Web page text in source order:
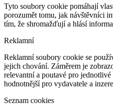
Tyto soubory cookie pomáhají
porozumět tomu, jak návštěvníci
tím, že shromažďují a hlásí
Reklamní
Reklamní soubory cookie se
jejich chování. Záměrem je
relevantní a poutavé pro
hodnotnější pro vydavatele a
Seznam cookies